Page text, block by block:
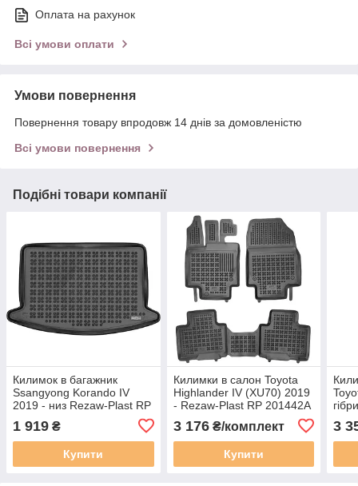
Оплата на рахунок
Всі умови оплати
Умови повернення
Повернення товару впродовж 14 днів за домовленістю
Всі умови повернення
Подібні товари компанії
Килимок в багажник
Ssangyong Korando IV
2019 - низ Rezaw-Plast RP
1 919 ₴
Купити
Килимки в салон Toyota
Highlander IV (XU70) 2019
- Rezaw-Plast RP 201442A
3 176₴/комплект
Купити
3